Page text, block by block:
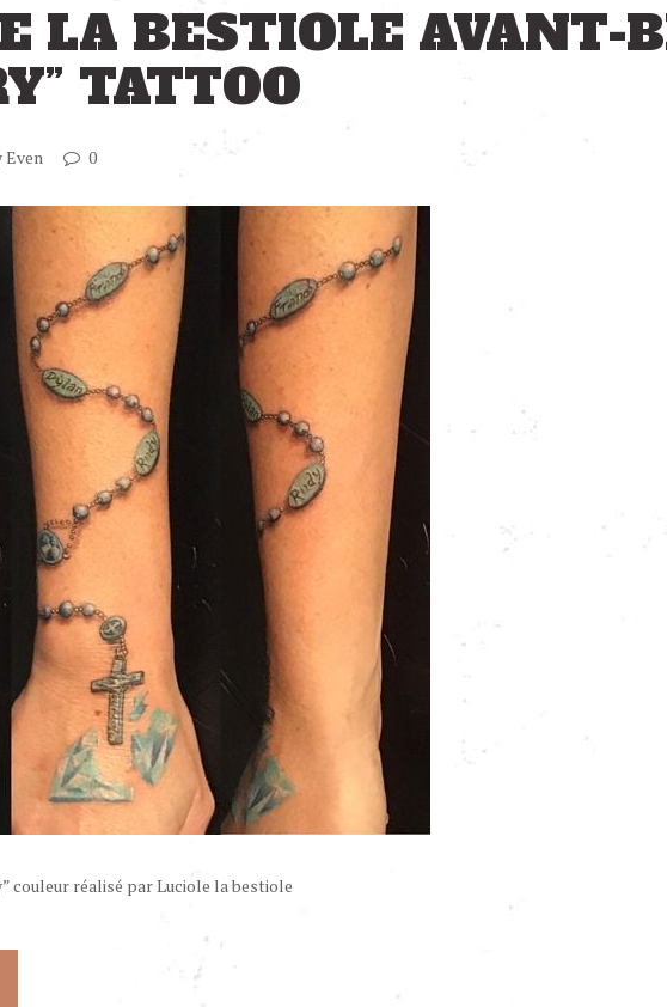
LA BESTIOLE AVANT-
TATTOO
Even 0
couleur réalisé par Luciole la bestiole